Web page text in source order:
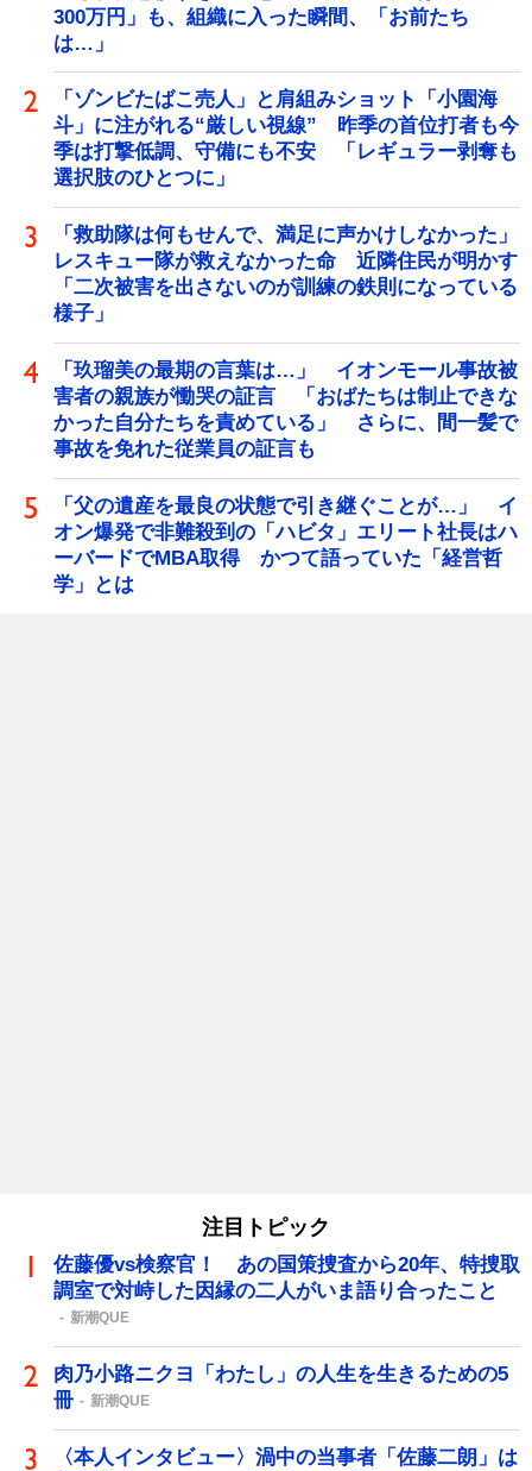
300万円」も、組織に入った瞬間、「お前たち
は…」
「ゾンビたばこ売人」と肩組みショット「小園海
斗」に注がれる“厳しい視線” 昨季の首位打者も今
季は打撃低調、守備にも不安 「レギュラー剥奪も
選択肢のひとつに」
「救助隊は何もせんで、満足に声かけしなかった」
レスキュー隊が救えなかった命 近隣住民が明かす
「二次被害を出さないのが訓練の鉄則になっている
様子」
「玖瑠美の最期の言葉は…」 イオンモール事故被
害者の親族が慟哭の証言 「おばたちは制止できな
かった自分たちを責めている」 さらに、間一髪で
事故を免れた従業員の証言も
「父の遺産を最良の状態で引き継ぐことが…」 イ
オン爆発で非難殺到の「ハビタ」エリート社長はハ
ーバードでMBA取得 かつて語っていた「経営哲
学」とは
注目トピック
佐藤優vs検察官！ あの国策捜査から20年、特捜取
調室で対峙した因縁の二人がいま語り合ったこと
新潮QUE
肉乃小路ニクヨ「わたし」の人生を生きるための5
冊
新潮QUE
〈本人インタビュー〉渦中の当事者「佐藤二朗」は